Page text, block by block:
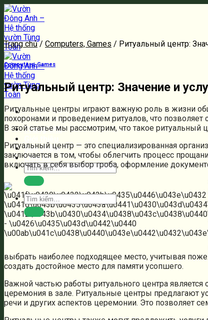
Bỏ
qua
nội
dung
Trang chủ
Sản phẩm
Liên hệ
Tìm
kiếm:
Tìm
kiếm:
Trang chủ / Computers, Games / Ритуальный центр:
Computers, Games
Ритуальный центр: Значение и
Ритуальные центры играют важную роль в жизни
похоронами и проведением ритуалов, что позволяет
В этой статье мы рассмотрим, что такое
Ритуальный центр — это специализированная
заключается в том, чтобы облегчить процесс
включать в себя выбор гроба, оформление
выбрать наиболее подходящее место, учитывая
создать достойное место для памяти усопшего.
Важной частью работы ритуального центра
церемония в зале. Ритуальные центры предлагают
речи и других аспектов церемонии. Это позволяет